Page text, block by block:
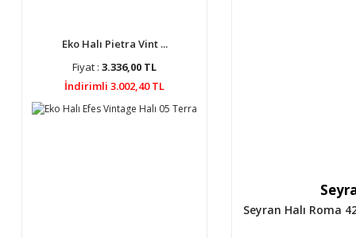
Eko Halı Pietra Vint ...
Fiyat : 3.336,00 TL
İndirimli 3.002,40 TL
Seyran Halı Roma